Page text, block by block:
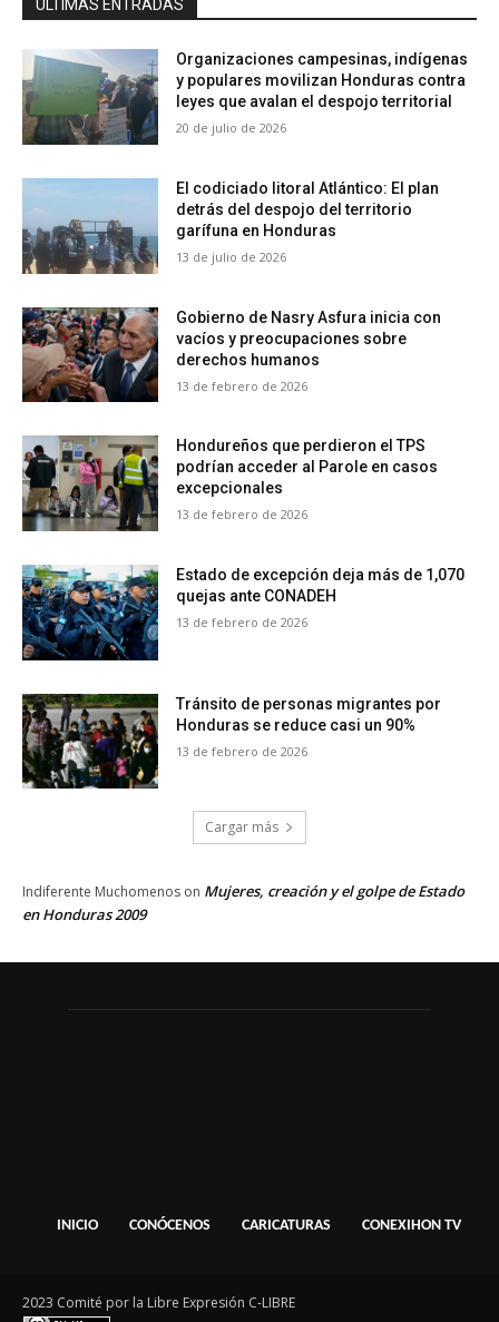
ÚLTIMAS ENTRADAS
Organizaciones campesinas, indígenas
y populares movilizan Honduras contra
leyes que avalan el despojo territorial
20 de julio de 2026
El codiciado litoral Atlántico: El plan
detrás del despojo del territorio
garífuna en Honduras
13 de julio de 2026
Gobierno de Nasry Asfura inicia con
vacíos y preocupaciones sobre
derechos humanos
13 de febrero de 2026
Hondureños que perdieron el TPS
podrían acceder al Parole en casos
excepcionales
13 de febrero de 2026
Estado de excepción deja más de 1,070
quejas ante CONADEH
13 de febrero de 2026
Tránsito de personas migrantes por
Honduras se reduce casi un 90%
13 de febrero de 2026
Cargar más
Indiferente Muchomenos on Mujeres, creación y el golpe de Estado
en Honduras 2009
INICIO CONÓCENOS CARICATURAS CONEXIHON TV
2023 Comité por la Libre Expresión C-LIBRE